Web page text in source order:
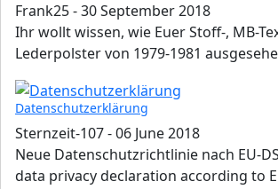
Frank25-30 September 2018
Ihr wollt wissen, wie Euer Stoff-, MB-
Lederpolster von 1979-1981
Datenschutzerklärung
Sternzeit-107-06 June 2018
Neue Datenschutzrichtlinie nach EU-
data privacy declaration according to